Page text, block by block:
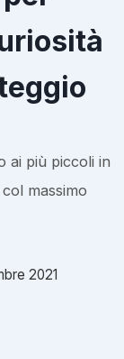
ai più piccoli in
massimo
2021